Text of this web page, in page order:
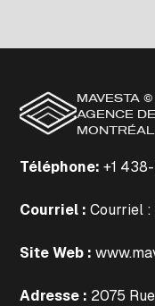
MAVESTA ©
AGENCE
MONTRÉAL
Téléphone:+1
Courriel : Courriel :
Site Web :
Adresse : 2075